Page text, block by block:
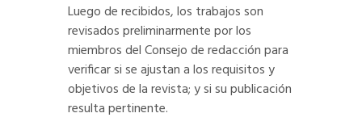
Luego de recibidos, los trabajos son
revisados preliminarmente por los
miembros del Consejo de redacción para
verificar si se ajustan a los requisitos y
objetivos de la revista; y si su publicación
resulta pertinente.